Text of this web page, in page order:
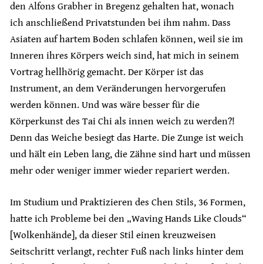
den Alfons Grabher in Bregenz gehalten hat, wonach
ich anschließend Privatstunden bei ihm nahm. Dass
Asiaten auf hartem Boden schlafen können, weil sie im
Inneren ihres Körpers weich sind, hat mich in seinem
Vortrag hellhörig gemacht. Der Körper ist das
Instrument, an dem Veränderungen hervorgerufen
werden können. Und was wäre besser für die
Körperkunst des Tai Chi als innen weich zu werden?!
Denn das Weiche besiegt das Harte. Die Zunge ist weich
und hält ein Leben lang, die Zähne sind hart und müssen
mehr oder weniger immer wieder repariert werden.
Im Studium und Praktizieren des Chen Stils, 36 Formen,
hatte ich Probleme bei den „Waving Hands Like Clouds“
[Wolkenhände], da dieser Stil einen kreuzweisen
Seitschritt verlangt, rechter Fuß nach links hinter dem